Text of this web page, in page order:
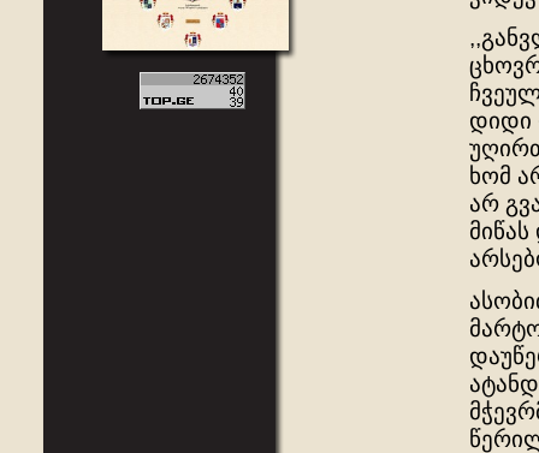
დიდი
ხომ
არ